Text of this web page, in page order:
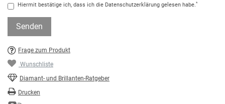
Hiermit bestätige ich, dass ich die Daten­schutz­erklärung gelesen habe.*
Senden
Frage zum Produkt
Wunschliste
Diamant- und Brillanten-Ratgeber
Drucken